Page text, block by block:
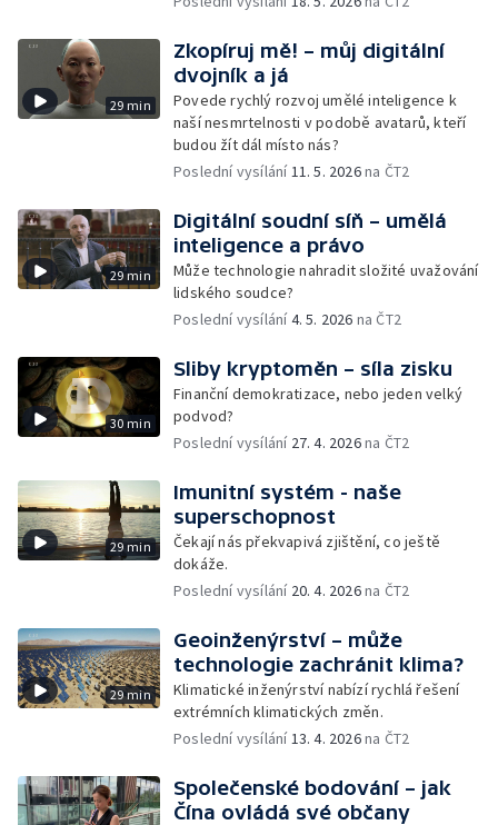
29 min
Zkopíruj mě! – můj digitální
dvojník a já
Povede rychlý rozvoj umělé inteligence k
naší nesmrtelnosti v podobě avatarů, kteří
budou žít dál místo nás?
Poslední vysílání11. 5. 2026na ČT2
29 min
Digitální soudní síň – umělá
inteligence a právo
Může technologie nahradit složité uvažování
lidského soudce?
Poslední vysílání4. 5. 2026 na ČT2
30 min
Sliby kryptoměn – síla zisku
Finanční demokratizace, nebo jeden velký
podvod?
Poslední vysílání 27. 4. 2026na ČT2
29 min
Imunitní systém - naše
superschopnost
Čekají nás překvapivá zjištění, co ještě
dokáže.
Poslední vysílání 20. 4. 2026na ČT2
29 min
Geoinženýrství – může
technologie zachránit klima?
Klimatické inženýrství nabízí rychlá řešení
extrémních klimatických změn.
Poslední vysílání13. 4. 2026na ČT2
Společenské bodování – jak
Čína ovládá své občany